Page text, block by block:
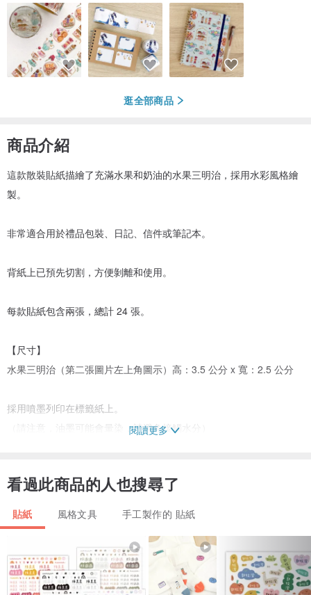
逛全部商品
商品介紹
這款散裝貼紙描繪了充滿水果和奶油的水果三明治，採用水彩風格繪
製。
非常適合用於禮品包裝、日記、信件或筆記本。
背紙上已預先切割，方便剝離和使用。
每款貼紙包含兩張，總計 24 張。
【尺寸】
水果三明治（第二張圖片左上角圖示）高：3.5 公分 x 寬：2.5 公分
採用噴墨列印在標籤紙上。
（請注意，油墨可能會暈染，請避免接觸水分）
【水果三明治插畫系列】
麵包和紙膠帶
jp.pinkoi.com/product/e7FZQ2MS
閱讀更多
看過此商品的人也搜尋了
貼紙 風格文具 手工製作的 貼紙